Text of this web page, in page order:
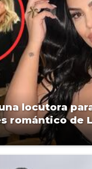
locutora
romántico de